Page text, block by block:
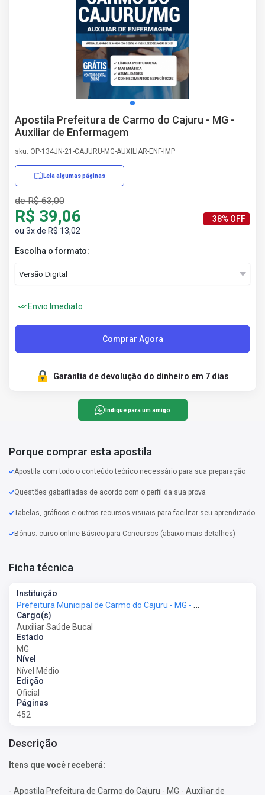
Apostila Prefeitura de Carmo do Cajuru - MG -
Auxiliar de Enfermagem
sku: OP-134JN-21-CAJURU-MG-AUXILIAR-ENF-IMP
Leia algumas páginas
de R$ 63,00
R$ 39,06
ou 3x de R$ 13,02
38% OFF
Escolha o formato:
Envio Imediato
Comprar Agora
Garantia de devolução do dinheiro em 7 dias
Indique para um amigo
Porque comprar esta apostila
Apostila com todo o conteúdo teórico necessário para sua preparação
Questões gabaritadas de acordo com o perfil da sua prova
Tabelas, gráficos e outros recursos visuais para facilitar seu aprendizado
Bônus: curso online Básico para Concursos (abaixo mais detalhes)
Ficha técnica
Instituição
Prefeitura Municipal de Carmo do Cajuru - MG - Prefeitura de Carmo do Cajuru - MG
Cargo(s)
Auxiliar Saúde Bucal
Estado
MG
Nível
Nível Médio
Edição
Oficial
Páginas
452
Descrição
Itens que você receberá:
- Apostila Prefeitura de Carmo do Cajuru - MG - Auxiliar de